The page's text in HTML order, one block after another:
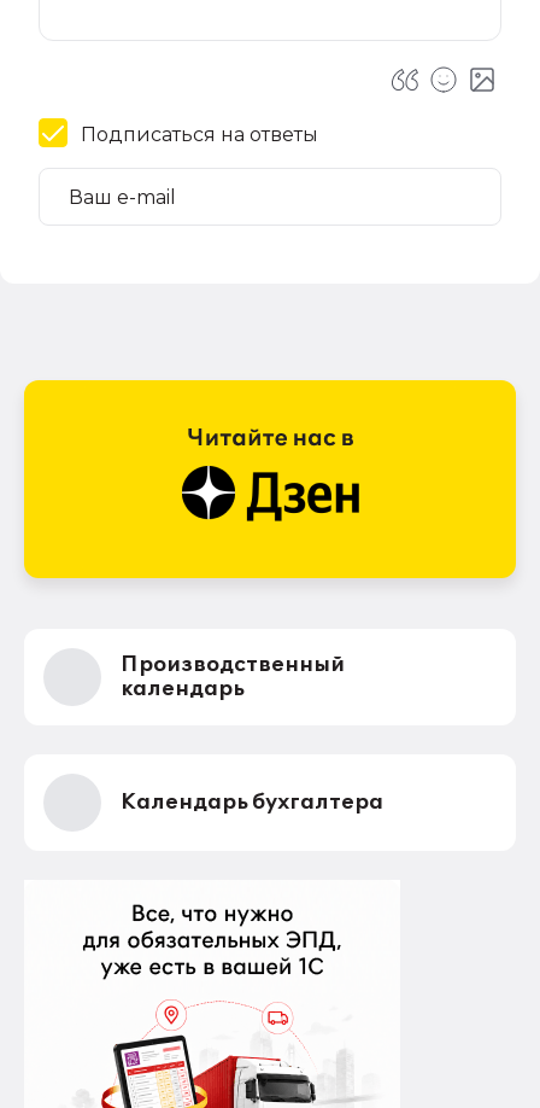
Подписаться на ответы
Производственный
календарь
Календарь бухгалтера